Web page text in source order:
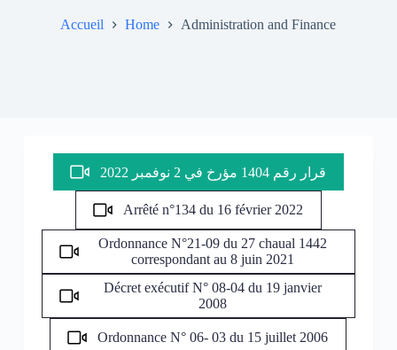
Accueil Home Administration and Finance
قرار رقم 1404 مؤرخ في 2 نوفمبر 2022
Arrêté n°134 du 16 février 2022
Ordonnance N°21-09 du 27 chaual 1442
correspondant au 8 juin 2021
Décret exécutif N° 08-04 du 19 janvier
2008
Ordonnance N° 06- 03 du 15 juillet 2006